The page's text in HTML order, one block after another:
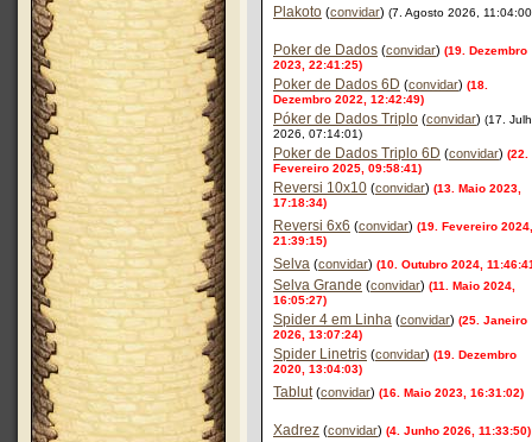
Plakoto (convidar) (7. Agosto 2026,
Poker de Dados (convidar) (19. Dezembro
2023, 22:41:25)
Poker de Dados 6D (convidar) (18.
Dezembro 2022, 12:42:49)
Póker de Dados Triplo (convidar) (17.
2026, 07:14:01)
Poker de Dados Triplo 6D (convidar) (22.
Fevereiro 2025, 09:58:41)
Reversi 10x10 (convidar) (13. Maio 2023,
17:18:34)
Reversi 6x6 (convidar) (19. Fevereiro 2024,
21:39:15)
Selva (convidar) (10. Outubro 2024,
Selva Grande (convidar) (11. Maio 2024,
16:05:27)
Spider 4 em Linha (convidar) (25. Janeiro
2026, 13:07:24)
Spider Linetris (convidar) (19. Dezembro
2020, 13:04:03)
Tablut (convidar) (16. Maio 2023, 16:31:02)
Xadrez (convidar) (4. Junho 2026, 11:33:50)